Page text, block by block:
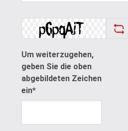
Um weiterzugehen,
geben Sie die oben
abgebildeten Zeichen
ein*